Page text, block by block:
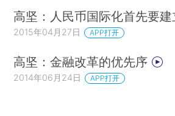
高坚：人民币国际化首先要
2015年04月27日 APP打开
高坚：金融改革的优先序
2014年06月24日 APP打开